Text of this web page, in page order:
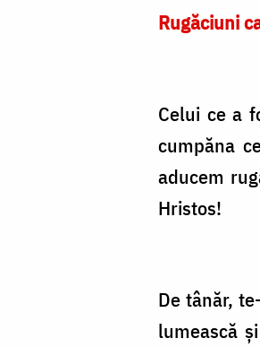
Rugăciuni
Celui ce a
cumpăna
aducem
Hristos!
De tânăr,
lumească